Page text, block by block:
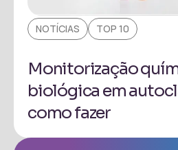
NOTÍCIAS TOP 10
Monitorização
biológica em
como fazer